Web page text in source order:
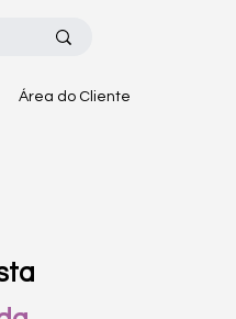
Área do Cliente